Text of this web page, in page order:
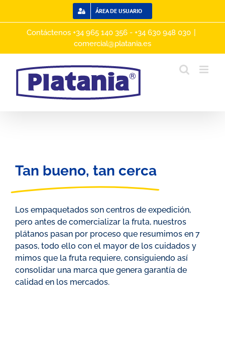
contenido
ÁREA DE USUARIO
Contáctenos +34 965 140 356 - +34 630 948 030
comercial@platania.es
Tan bueno, tan cerca
Los empaquetados son centros de expedición,
pero antes de comercializar la fruta, nuestros
plátanos pasan por proceso que resumimos en 7
pasos, todo ello con el mayor de los cuidados y
mimos que la fruta requiere, consiguiendo así
consolidar una marca que genera garantía de
calidad en los mercados.